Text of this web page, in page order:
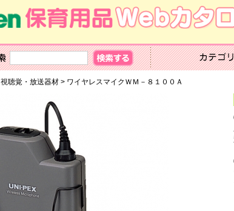
視聴覚・放送器材> ワイヤレスマイクＷＭ－８１００